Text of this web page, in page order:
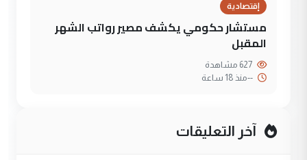
إقتصادية
مستشار حكومي يكشف مصير رواتب الشهر
المقبل
--منذ 18 ساعة
آخر التعليقات